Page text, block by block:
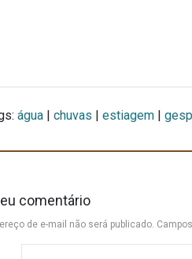
água | chuvas | estiagem | gesp
comentário
de e-mail não será publicado.